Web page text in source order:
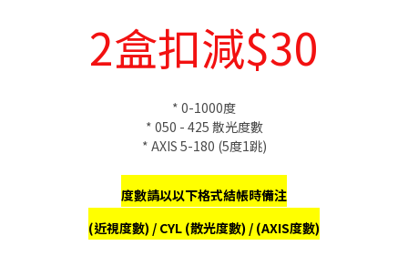
2盒扣減$30
* 0-1000度
* 050 - 425 散光度數
* AXIS 5-180 (5度1跳)
度數請以以下格式結帳時備注
(近視度數) / CYL (散光度數) / (AXIS度數)